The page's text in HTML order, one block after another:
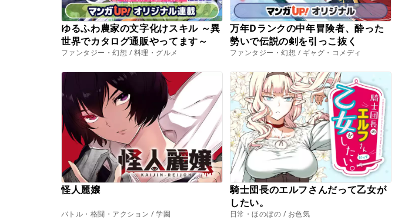
ゆるふわ農家の文字化けスキル ～異
世界でカタログ通販やってます～
ファンタジー・幻想 / 料理・グルメ
万年Dランクの中年冒険者、酔った
勢いで伝説の剣を引っこ抜く
ファンタジー・幻想 / ギャグ・コメディ
怪人麗嬢
バトル・格闘・アクション / 学園
騎士団長のエルフさんだって乙女が
したい。
日常・ほのぼの / お色気